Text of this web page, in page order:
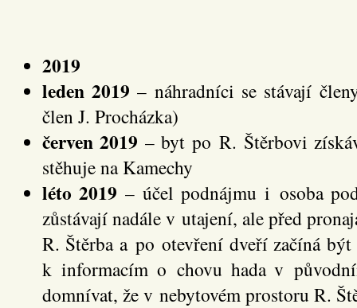
2019
leden 2019 – náhradníci se stávají
člen J. Procházka)
červen 2019 – byt po R. Štěrbovi
stěhuje na Kamechy
léto 2019 – účel podnájmu i osoba
zůstávají nadále v utajení, ale před
R. Štěrba a po otevření dveří začíná
k informacím o chovu hada v
domnívat, že v nebytovém prostoru R.